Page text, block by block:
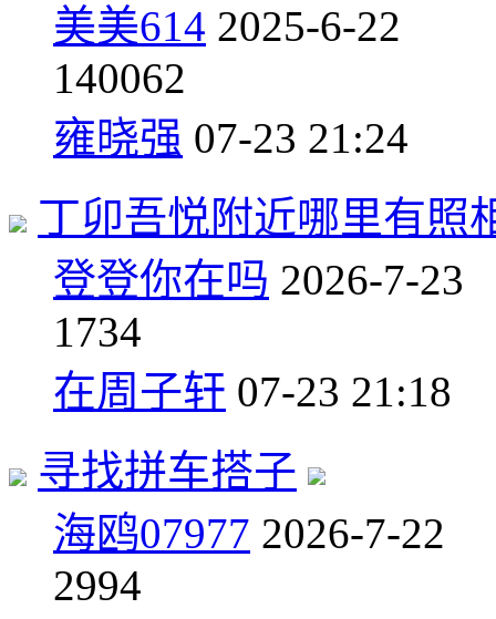
美美614 2025-6-22
140062
雍晓强 07-23 21:24
丁卯吾悦附近哪里有照
登登你在吗 2026-7-23
1734
在周子轩 07-23 21:18
寻找拼车搭子
海鸥07977 2026-7-22
2994